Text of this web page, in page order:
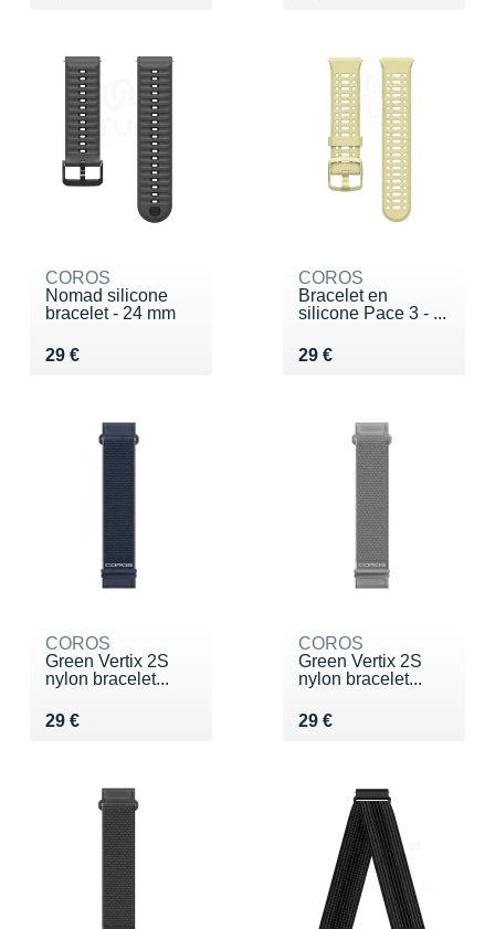
COROS
Nomad silicone
bracelet - 24 mm
29 €
Vendu 29 €
COROS
Bracelet en
silicone Pace 3 - ...
29 €
Vendu 29 €
COROS
Green Vertix 2S
nylon bracelet...
29 €
Vendu 29 €
COROS
Green Vertix 2S
nylon bracelet...
29 €
Vendu 29 €